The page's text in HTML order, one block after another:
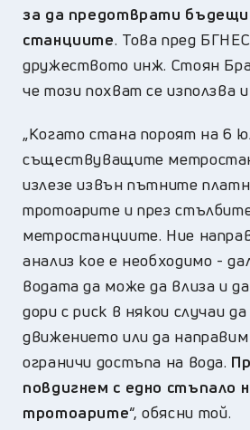
за да предотврати бъдещи
станциите. Това пред
дружеството инж. Стоян
че този похват се използва
„Когато стана пороят на 6
съществуващите
излезе извън пътните
тротоарите и през
метростанциите. Ние
анализ кое е необходимо -
водата да може да влиза и
дори с риск в някои случаи
движението или да
ограничи достъпа на вода.
повдигнем с едно стъпало
тротоарите“, обясни той.